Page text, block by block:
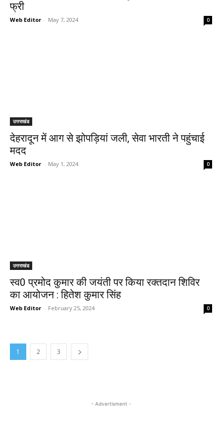
फ्री
Web Editor - May 7, 2024 0
उत्तराखंड
देहरादून में आग से झोपड़ियां जली, सेवा भारती ने पहुंचाई
मदद
Web Editor - May 1, 2024 0
उत्तराखंड
स्व0 प्रमोद कुमार की जयंती पर किया रक्तदान शिविर
का आयोजन : हितेश कुमार सिंह
Web Editor - February 25, 2024 0
1 2 3
- Advertisment -